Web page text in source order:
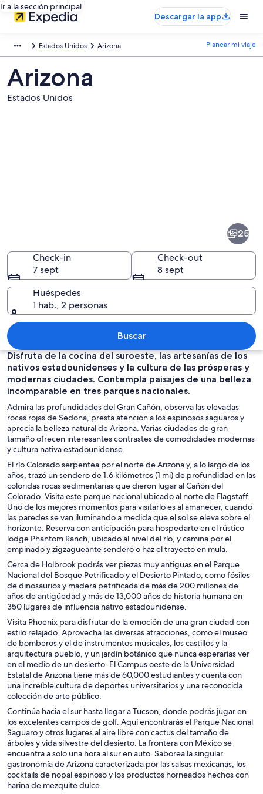
Ir a la sección principal
Descargar la app
Estados Unidos Arizona Planear mi viaje
Arizona
Estados Unidos
Un cactus grande con múltiples
25
Check-in
7 sept
Check-out
8 sept
Huéspedes
1 hab., 2 personas
Buscar
Disfruta de la cocina del suroeste, las artesanías de los
nativos estadounidenses y la cultura de las prósperas y
modernas ciudades. Contempla paisajes de una belleza
incomparable en tres parques nacionales.
Admira las profundidades del Gran Cañón, observa las elevadas
rocas rojas de Sedona, presta atención a los espinosos saguaros y
aprecia la belleza natural de Arizona. Varias ciudades de gran
tamaño ofrecen interesantes contrastes de comodidades modernas
y cultura nativa estadounidense.
El río Colorado serpentea por el norte de Arizona y, a lo largo de los
años, trazó un sendero de 1.6 kilómetros (1 mi) de profundidad en las
coloridas rocas sedimentarias que dieron lugar al Cañón del
Colorado. Visita este parque nacional ubicado al norte de Flagstaff.
Uno de los mejores momentos para visitarlo es al amanecer, cuando
las paredes se van iluminando a medida que el sol se eleva sobre el
horizonte. Reserva con anticipación para hospedarte en el rústico
lodge Phantom Ranch, ubicado al nivel del río, y camina por el
empinado y zigzagueante sendero o haz el trayecto en mula.
Cerca de Holbrook podrás ver piezas muy antiguas en el Parque
Nacional del Bosque Petrificado y el Desierto Pintado, como fósiles
de dinosaurios y madera petrificada de más de 200 millones de
años de antigüedad y más de 13,000 años de historia humana en
350 lugares de influencia nativo estadounidense.
Visita Phoenix para disfrutar de la emoción de una gran ciudad con
estilo relajado. Aprovecha las diversas atracciones, como el museo
de bomberos y el de instrumentos musicales, los castillos y la
arquitectura pueblo, y un jardín botánico que nunca esperarías ver
en el medio de un desierto. El Campus oeste de la Universidad
Estatal de Arizona tiene más de 60,000 estudiantes y cuenta con
una increíble cultura de deportes universitarios y una reconocida
colección de arte público.
Continúa hacia el sur hasta llegar a Tucson, donde podrás jugar en
los excelentes campos de golf. Aquí encontrarás el Parque Nacional
Saguaro y otros lugares al aire libre con cactus del tamaño de
árboles y vida silvestre del desierto. La frontera con México se
encuentra a solo una hora al sur en auto. Saborea la singular
gastronomía de Arizona caracterizada por las salsas mexicanas, los
cocktails de nopal espinoso y los productos horneados hechos con
harina de mezquite dulce.